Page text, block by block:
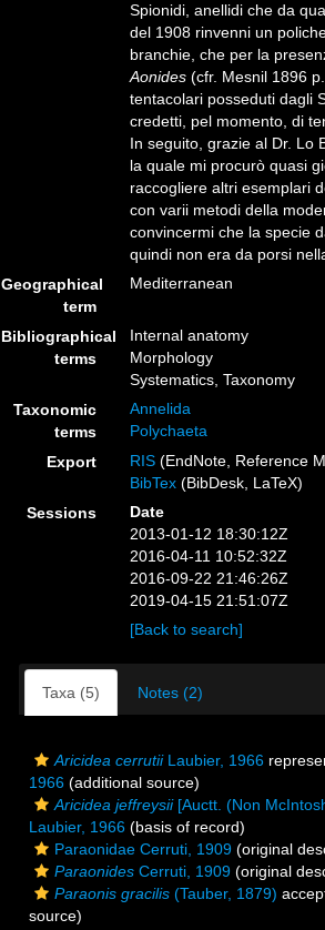
Spionidi, anellidi che da
del 1908 rinvenni un
branchie, che per la
Aonides (cfr. Mesnil 1896
tentacolari posseduti dagli
credetti, pel momento, di
In seguito, grazie al Dr. Lo
la quale mi procurò quasi
raccogliere altri esemplari
con varii metodi della
convincermi che la specie
quindi non era da porsi
Geographical
term
Mediterranean
Bibliographical
terms
Internal anatomy
Morphology
Systematics, Taxonomy
Taxonomic
terms
Annelida
Polychaeta
Export
RIS (EndNote, Reference
BibTex (BibDesk, LaTeX)
Sessions
Date
2013-01-12 18:30:12Z
2016-04-11 10:52:32Z
2016-09-22 21:46:26Z
2019-04-15 21:51:07Z
[Back to search]
Taxa (5) Notes (2)
Aricidea cerrutiiLaubier, 1966
1966 (additional source)
Aricidea jeffreysii[Auctt. (Non
Laubier, 1966 (basis of record)
Paraonidae Cerruti, 1909 (original
Paraonides Cerruti, 1909 (original
Paraonis gracilis (Tauber, 1879)
source)